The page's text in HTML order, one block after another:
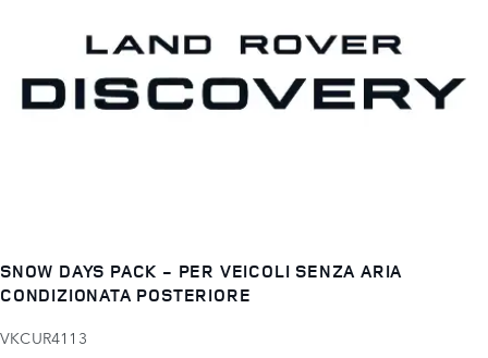
SNOW DAYS PACK - PER VEICOLI SENZA ARIA
CONDIZIONATA POSTERIORE
VKCUR4113